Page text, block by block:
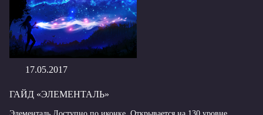
17.05.2017
ГАЙД «ЭЛЕМЕНТАЛЬ»